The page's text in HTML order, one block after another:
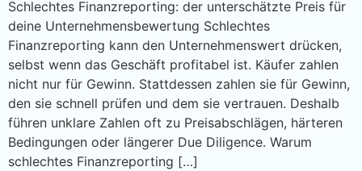
Schlechtes Finanzreporting: der unterschätzte Preis für
deine Unternehmensbewertung Schlechtes
Finanzreporting kann den Unternehmenswert drücken,
selbst wenn das Geschäft profitabel ist. Käufer zahlen
nicht nur für Gewinn. Stattdessen zahlen sie für Gewinn,
den sie schnell prüfen und dem sie vertrauen. Deshalb
führen unklare Zahlen oft zu Preisabschlägen, härteren
Bedingungen oder längerer Due Diligence. Warum
schlechtes Finanzreporting […]